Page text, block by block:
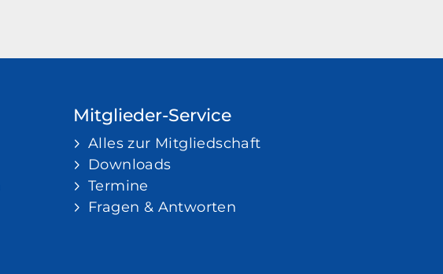
Mitglieder-Service
Alles zur Mitgliedschaft
Downloads
Termine
Fragen & Antworten